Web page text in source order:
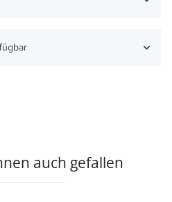
auch gefallen